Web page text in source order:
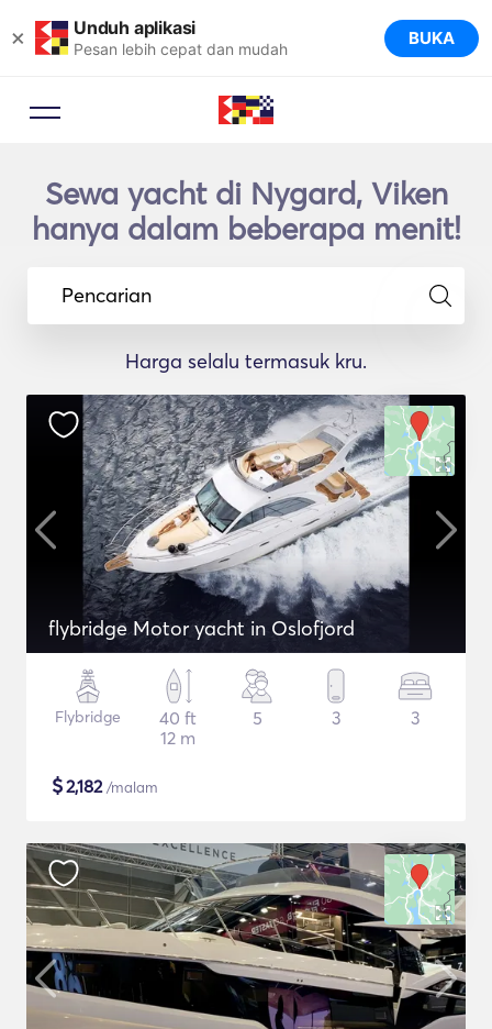
× Unduh aplikasi
Pesan lebih cepat dan mudah BUKA
Sewa yacht di Nygard, Viken
hanya dalam beberapa menit!
Pencarian
Harga selalu termasuk kru.
flybridge Motor yacht in Oslofjord
Flybridge
40 ft
12 m
5 3 3
$2,182/malam